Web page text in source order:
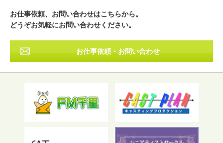
その他
フリーワード検索
お仕事依頼、お問い合わせはこちらから。
どうぞお気軽にお問い合わせください。
お仕事依頼・お問い合わせ